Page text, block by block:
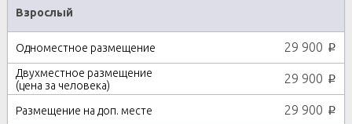
Взрослый
29 900 p
29 900 p
29 900 p